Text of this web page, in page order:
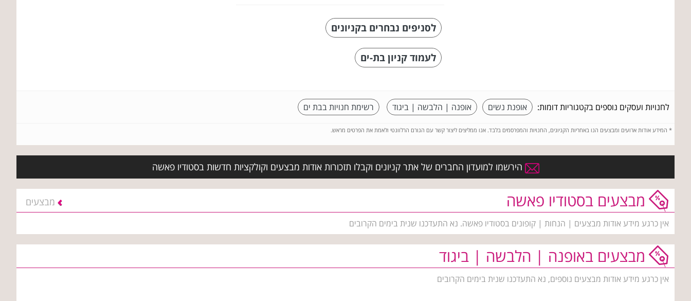
לסניפים נבחרים בקניונים
לעמוד קניון בת-ים
לחנויות ועסקים נוספים בקטגוריות דומות: אופנת נשים אופנה | הלבשה | ביגוד רשימת חנויות בבת ים
* המידע אודות ארועים ומבצעים הנו באחריות הקניונים, החנויות והמפרסמים בלבד. אנו ממליצים ליצור קשר עם הגורם הרלוונטי ולאמת את הפרטים מראש.
הירשמו למועדון החברים של אתר קניונים וקבלו תזכורות אודות מבצעים וקולקציות חדשות בסטודיו פאשה
מבצעים בסטודיו פאשה מבצעים
אין כרגע מידע אודות מבצעים | הנחות | קופונים בסטודיו פאשה. נא התעדכנו שנית בימים הקרובים
מבצעים באופנה | הלבשה | ביגוד
אין כרגע מידע אודות מבצעים נוספים, נא התעדכנו שנית בימים הקרובים